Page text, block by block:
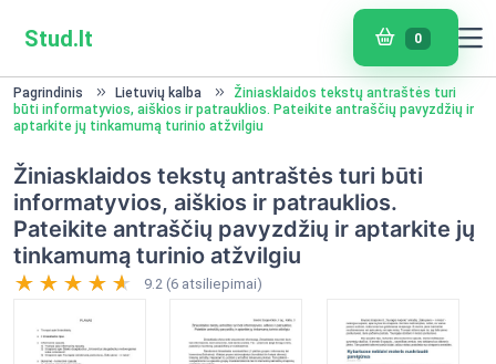
Stud.lt 0
Pagrindinis Lietuvių kalba
Žiniasklaidos tekstų antraštės turi
būti informatyvios, aiškios ir patrauklios. Pateikite antraščių pavyzdžių ir
aptarkite jų tinkamumą turinio atžvilgiu
Žiniasklaidos tekstų antraštės turi būti
informatyvios, aiškios ir patrauklios.
Pateikite antraščių pavyzdžių ir aptarkite jų
tinkamumą turinio atžvilgiu
9.2 (6 atsiliepimai)